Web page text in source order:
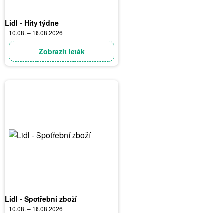
Lidl - Hity týdne
10.08. – 16.08.2026
Zobrazit leták
Lidl - Spotřební zboží
10.08. – 16.08.2026